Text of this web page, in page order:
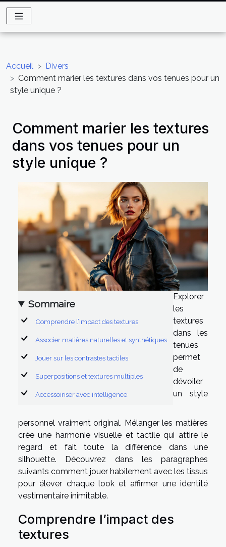
Accueil
Divers
Comment marier les textures dans vos tenues pour un
style unique ?
Comment marier les textures
dans vos tenues pour un
style unique ?
Sommaire
Comprendre l’impact des textures
Associer matières naturelles et synthétiques
Jouer sur les contrastes tactiles
Superpositions et textures multiples
Accessoiriser avec intelligence
Explorer
les
textures
dans les
tenues
permet
de
dévoiler
un style
personnel vraiment original. Mélanger les matières
crée une harmonie visuelle et tactile qui attire le
regard et fait toute la différence dans une
silhouette. Découvrez dans les paragraphes
suivants comment jouer habilement avec les tissus
pour élever chaque look et affirmer une identité
vestimentaire inimitable.
Comprendre l’impact des
textures